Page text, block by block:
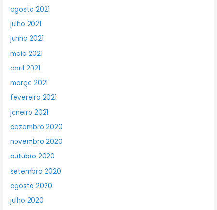
agosto 2021
julho 2021
junho 2021
maio 2021
abril 2021
março 2021
fevereiro 2021
janeiro 2021
dezembro 2020
novembro 2020
outubro 2020
setembro 2020
agosto 2020
julho 2020